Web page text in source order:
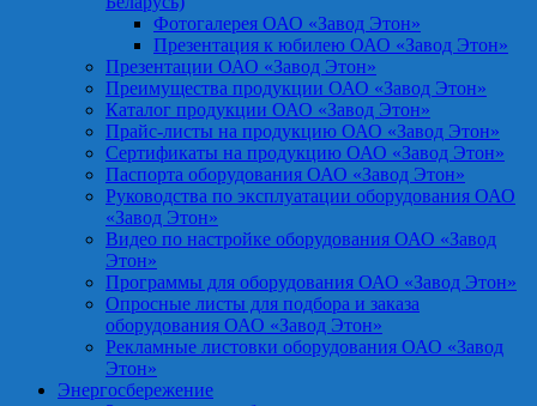
Фотогалерея ОАО «Завод Этон»
Презентация к юбилею ОАО «Завод Этон»
Презентации ОАО «Завод Этон»
Преимущества продукции ОАО «Завод Этон»
Каталог продукции ОАО «Завод Этон»
Прайс-листы на продукцию ОАО «Завод Этон»
Сертификаты на продукцию ОАО «Завод Этон»
Паспорта оборудования ОАО «Завод Этон»
Руководства по эксплуатации оборудования ОАО
«Завод Этон»
Видео по настройке оборудования ОАО «Завод
Этон»
Программы для оборудования ОАО «Завод Этон»
Опросные листы для подбора и заказа
оборудования ОАО «Завод Этон»
Рекламные листовки оборудования ОАО «Завод
Этон»
Энергосбережение